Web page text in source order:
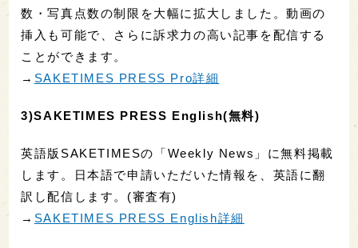
数・写真点数の制限を大幅に拡大しました。動画の
挿入も可能で、さらに訴求力の高い記事を配信する
ことができます。
→ SAKETIMES PRESS Pro詳細
3)SAKETIMES PRESS English(無料)
英語版SAKETIMESの「Weekly News」に無料掲載
します。日本語で申請いただいた情報を、英語に翻
訳し配信します。(審査有)
→ SAKETIMES PRESS English詳細